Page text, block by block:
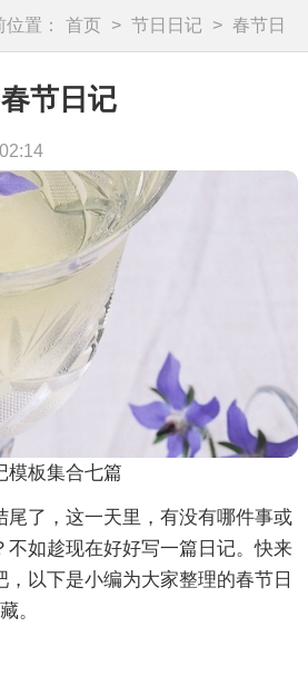
位置： 首页 > 节日日记 > 春节日
春节日记
模板集合七篇
尾了，这一天里，有没有哪件事或
不如趁现在好好写一篇日记。快来
以下是小编为大家整理的春节日
。